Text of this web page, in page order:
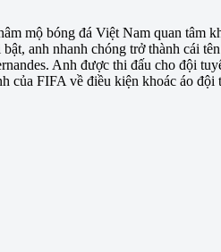
mộ bóng đá Việt Nam quan tâm
anh nhanh chóng trở thành cái
Anh được thi đấu cho đội
của FIFA về điều kiện khoác áo đội